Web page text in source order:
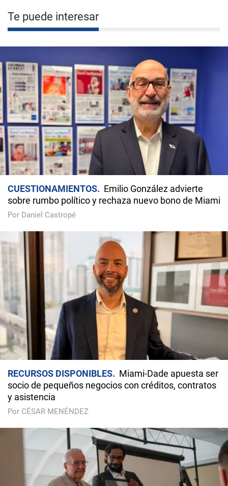
Te puede interesar
CUESTIONAMIENTOS
Emilio González advierte
sobre rumbo político y rechaza nuevo bono de Miami
Por Daniel Castropé
RECURSOS DISPONIBLES
Miami-Dade apuesta ser
socio de pequeños negocios con créditos, contratos
y asistencia
Por CÉSAR MENÉNDEZ